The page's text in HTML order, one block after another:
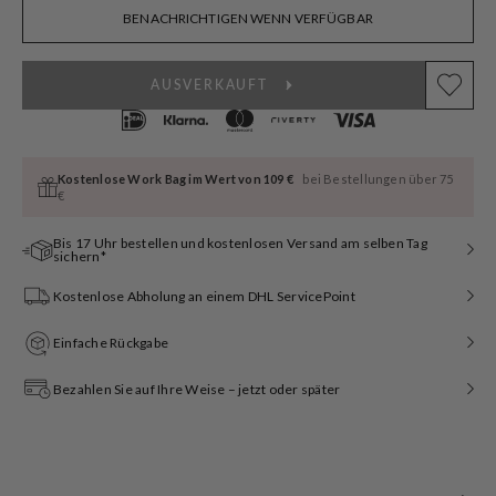
BENACHRICHTIGEN WENN VERFÜGBAR
AUSVERKAUFT
Kostenlose Work Bag im Wert von 109 €
bei Bestellungen über 75
€
Bis 17 Uhr bestellen und kostenlosen Versand am selben Tag
sichern*
Kostenlose Abholung an einem DHL ServicePoint
Einfache Rückgabe
Bezahlen Sie auf Ihre Weise – jetzt oder später